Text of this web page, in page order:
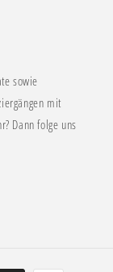
sowie
mit
Dann folge uns